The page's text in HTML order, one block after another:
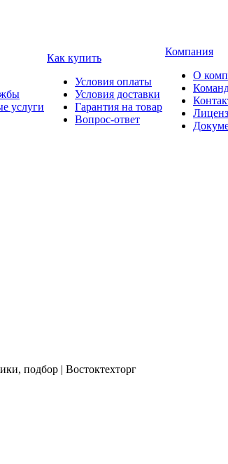
услуги
Как купить
Условия оплаты
Условия доставки
Гарантия на товар
Вопрос-ответ
Компания
О
подбор | Востоктехторг